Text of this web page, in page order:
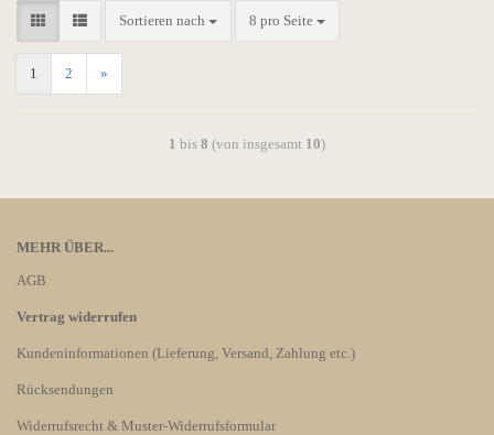
Sortieren nach 8 pro Seite
1 2 »
1 bis 8 (von insgesamt 10)
MEHR ÜBER...
AGB
Vertrag widerrufen
Kundeninformationen (Lieferung, Versand, Zahlung etc.)
Rücksendungen
Widerrufsrecht & Muster-Widerrufsformular